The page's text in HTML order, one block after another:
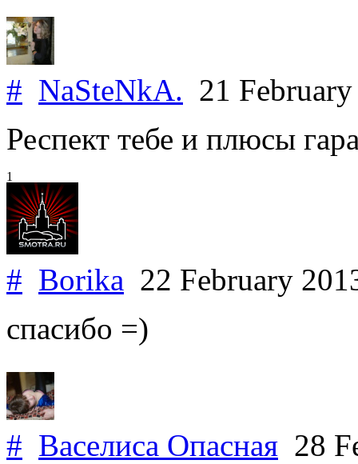
# NaSteNkA. 21
Респект тебе и плюсы
1
# Borika 22 February
спасибо =)
# Васелиса Опасная 28